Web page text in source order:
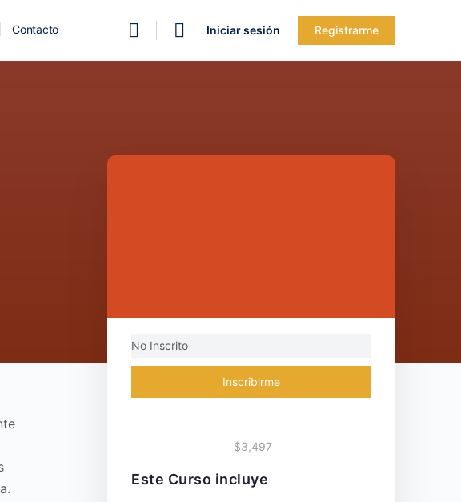
Contacto Iniciar sesión Registrarme
No Inscrito
Inscribirme
$3,497
Este Curso incluye